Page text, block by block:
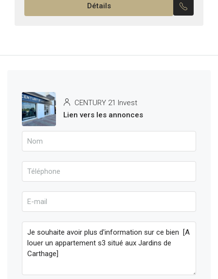
Détails
CENTURY 21 Invest
Lien vers les annonces